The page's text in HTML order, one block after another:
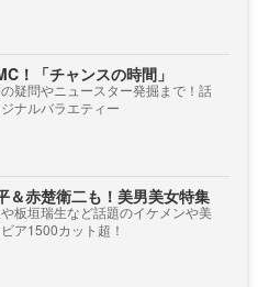
！「チャンスの時間」
疑問やニュースター発掘まで！話
ナルバラエティー
＆赤楚衛二も！美男美女特集
板垣瑞生など話題のイケメンや美
ア1500カット超！